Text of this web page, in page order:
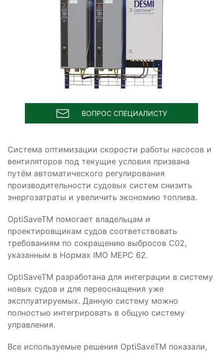
ВОПРОС СПЕЦИАЛИСТУ
Cистема оптимизации скорости работы насосов и
вентиляторов под текущие условия призвана
путём автоматического регулирования
производительности судовых систем снизить
энергозатраты и увеличить экономию топлива.
OptiSaveTM помогает владельцам и
проектировщикам судов соответствовать
требованиям по сокращению выбросов C02,
указанным в Нормах IMO MEPC 62.
OptiSaveTM разработана для интеграции в систему
новых судов и для переоснащения уже
эксплуатируемых. Данную систему можно
полностью интегрировать в общую систему
управления.
Все используемые решения OptiSaveTM показали,